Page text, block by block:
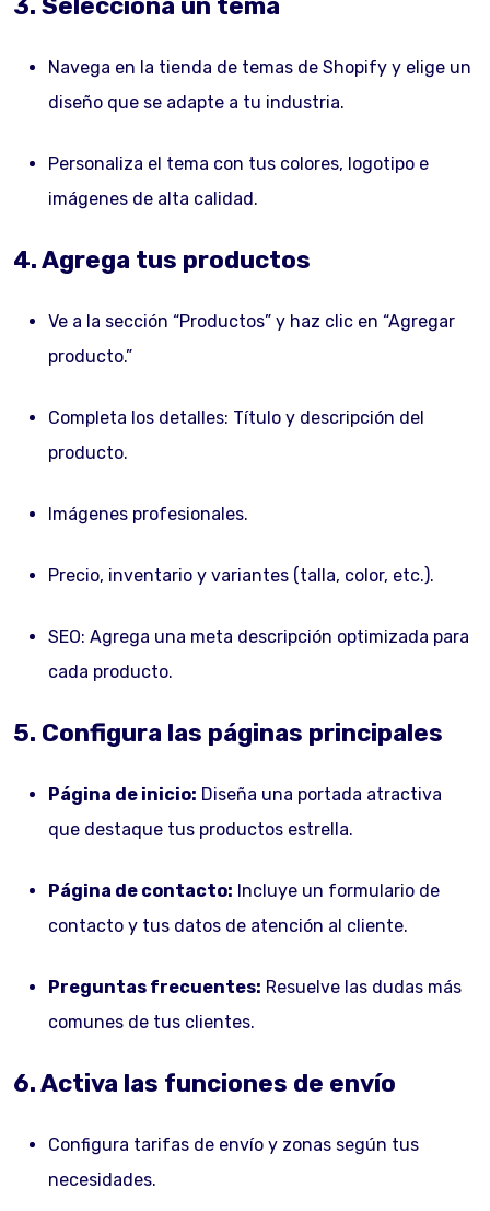
3. Selecciona un tema
Navega en la tienda de temas de Shopify y elige un
diseño que se adapte a tu industria.
Personaliza el tema con tus colores, logotipo e
imágenes de alta calidad.
4. Agrega tus productos
Ve a la sección “Productos” y haz clic en “Agregar
producto.”
Completa los detalles: Título y descripción del
producto.
Imágenes profesionales.
Precio, inventario y variantes (talla, color, etc.).
SEO: Agrega una meta descripción optimizada para
cada producto.
5. Configura las páginas principales
Página de inicio: Diseña una portada atractiva
que destaque tus productos estrella.
Página de contacto: Incluye un formulario de
contacto y tus datos de atención al cliente.
Preguntas frecuentes: Resuelve las dudas más
comunes de tus clientes.
6. Activa las funciones de envío
Configura tarifas de envío y zonas según tus
necesidades.